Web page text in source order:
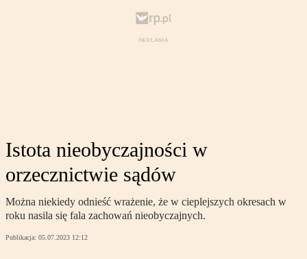
Istota nieobyczajności w
orzecznictwie sądów
Można niekiedy odnieść wrażenie, że w cieplejszych okresach w
roku nasila się fala zachowań nieobyczajnych.
Publikacja: 05.07.2023 12:12